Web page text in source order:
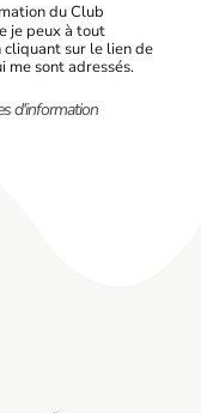
du Club
je peux à tout
sur le lien de
me sont adressés.
d'information